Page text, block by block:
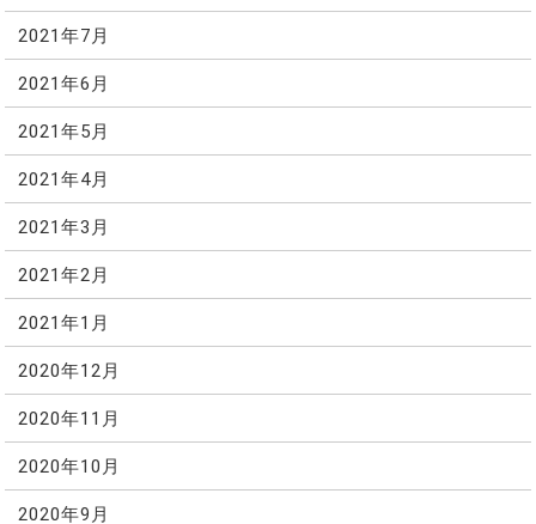
2021年7月
2021年6月
2021年5月
2021年4月
2021年3月
2021年2月
2021年1月
2020年12月
2020年11月
2020年10月
2020年9月